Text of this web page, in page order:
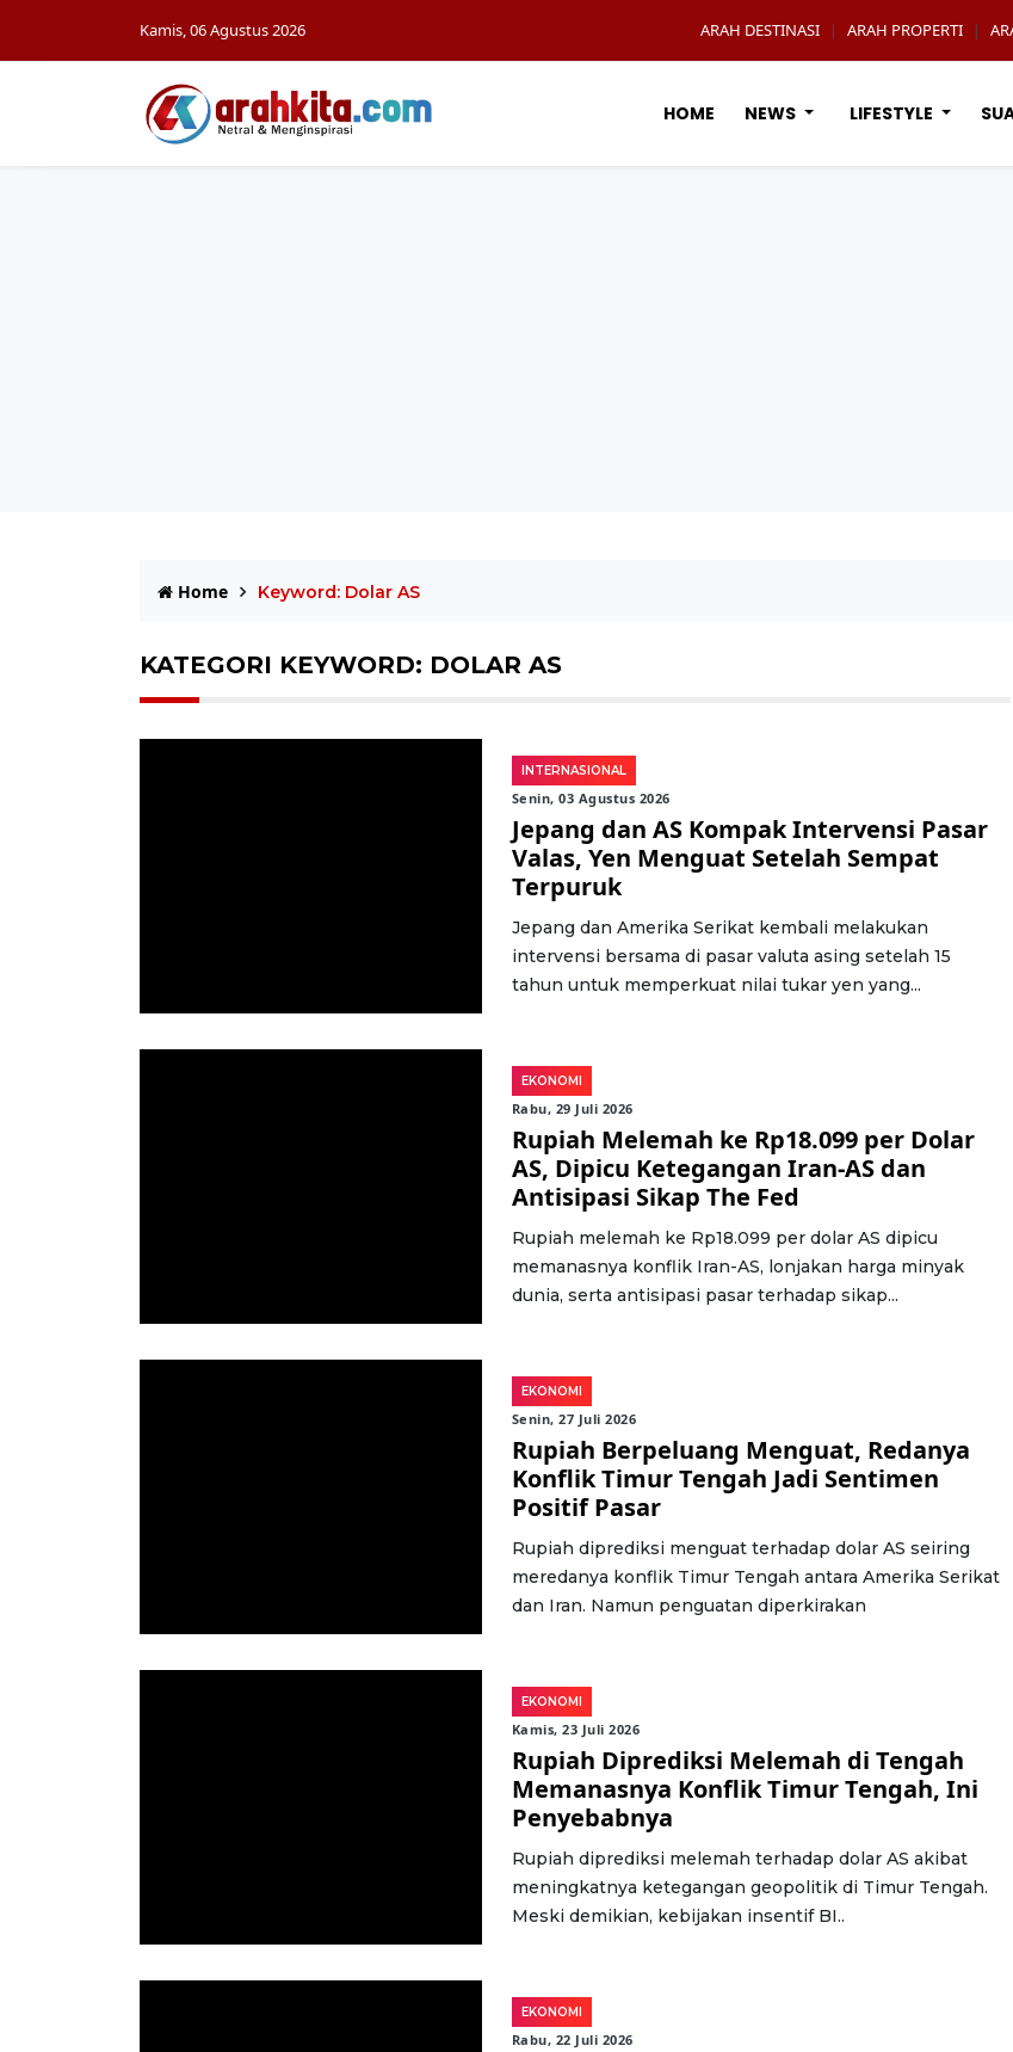
Kamis, 06 Agustus 2026 ARAH DESTINASI | ARAH PROPERTI |
HOME NEWS LIFESTYLE
Home Keyword: Dolar AS
KATEGORI KEYWORD: DOLAR AS
INTERNASIONAL
Senin, 03 Agustus 2026
Jepang dan AS Kompak Intervensi Pasar
Valas, Yen Menguat Setelah Sempat
Terpuruk
Jepang dan Amerika Serikat kembali melakukan
intervensi bersama di pasar valuta asing setelah 15
tahun untuk memperkuat nilai tukar yen yang...
EKONOMI
Rabu, 29 Juli 2026
Rupiah Melemah ke Rp18.099 per Dolar
AS, Dipicu Ketegangan Iran-AS dan
Antisipasi Sikap The Fed
Rupiah melemah ke Rp18.099 per dolar AS dipicu
memanasnya konflik Iran-AS, lonjakan harga minyak
dunia, serta antisipasi pasar terhadap sikap...
EKONOMI
Senin, 27 Juli 2026
Rupiah Berpeluang Menguat, Redanya
Konflik Timur Tengah Jadi Sentimen
Positif Pasar
Rupiah diprediksi menguat terhadap dolar AS seiring
meredanya konflik Timur Tengah antara Amerika Serikat
dan Iran. Namun penguatan diperkirakan
EKONOMI
Kamis, 23 Juli 2026
Rupiah Diprediksi Melemah di Tengah
Memanasnya Konflik Timur Tengah, Ini
Penyebabnya
Rupiah diprediksi melemah terhadap dolar AS akibat
meningkatnya ketegangan geopolitik di Timur Tengah.
Meski demikian, kebijakan insentif BI..
EKONOMI
Rabu, 22 Juli 2026